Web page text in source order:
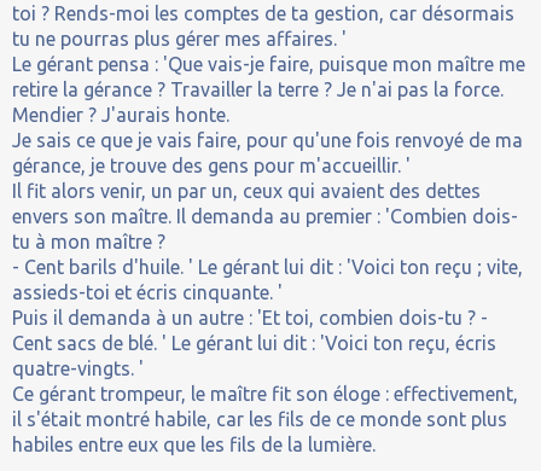
toi ? Rends-moi les comptes de ta gestion, car désormais
tu ne pourras plus gérer mes affaires. '
Le gérant pensa : 'Que vais-je faire, puisque mon maître me
retire la gérance ? Travailler la terre ? Je n'ai pas la force.
Mendier ? J'aurais honte.
Je sais ce que je vais faire, pour qu'une fois renvoyé de ma
gérance, je trouve des gens pour m'accueillir. '
Il fit alors venir, un par un, ceux qui avaient des dettes
envers son maître. Il demanda au premier : 'Combien dois-
tu à mon maître ?
- Cent barils d'huile. ' Le gérant lui dit : 'Voici ton reçu ; vite,
assieds-toi et écris cinquante. '
Puis il demanda à un autre : 'Et toi, combien dois-tu ? -
Cent sacs de blé. ' Le gérant lui dit : 'Voici ton reçu, écris
quatre-vingts. '
Ce gérant trompeur, le maître fit son éloge : effectivement,
il s'était montré habile, car les fils de ce monde sont plus
habiles entre eux que les fils de la lumière.